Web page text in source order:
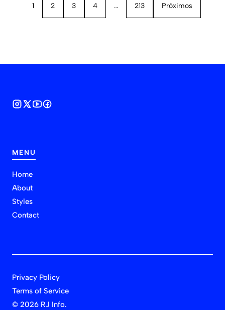
1 2 3 4 … 213 Próximos
MENU
Home
About
Styles
Contact
© 2026 RJ Info.
Privacy Policy
Terms of Service